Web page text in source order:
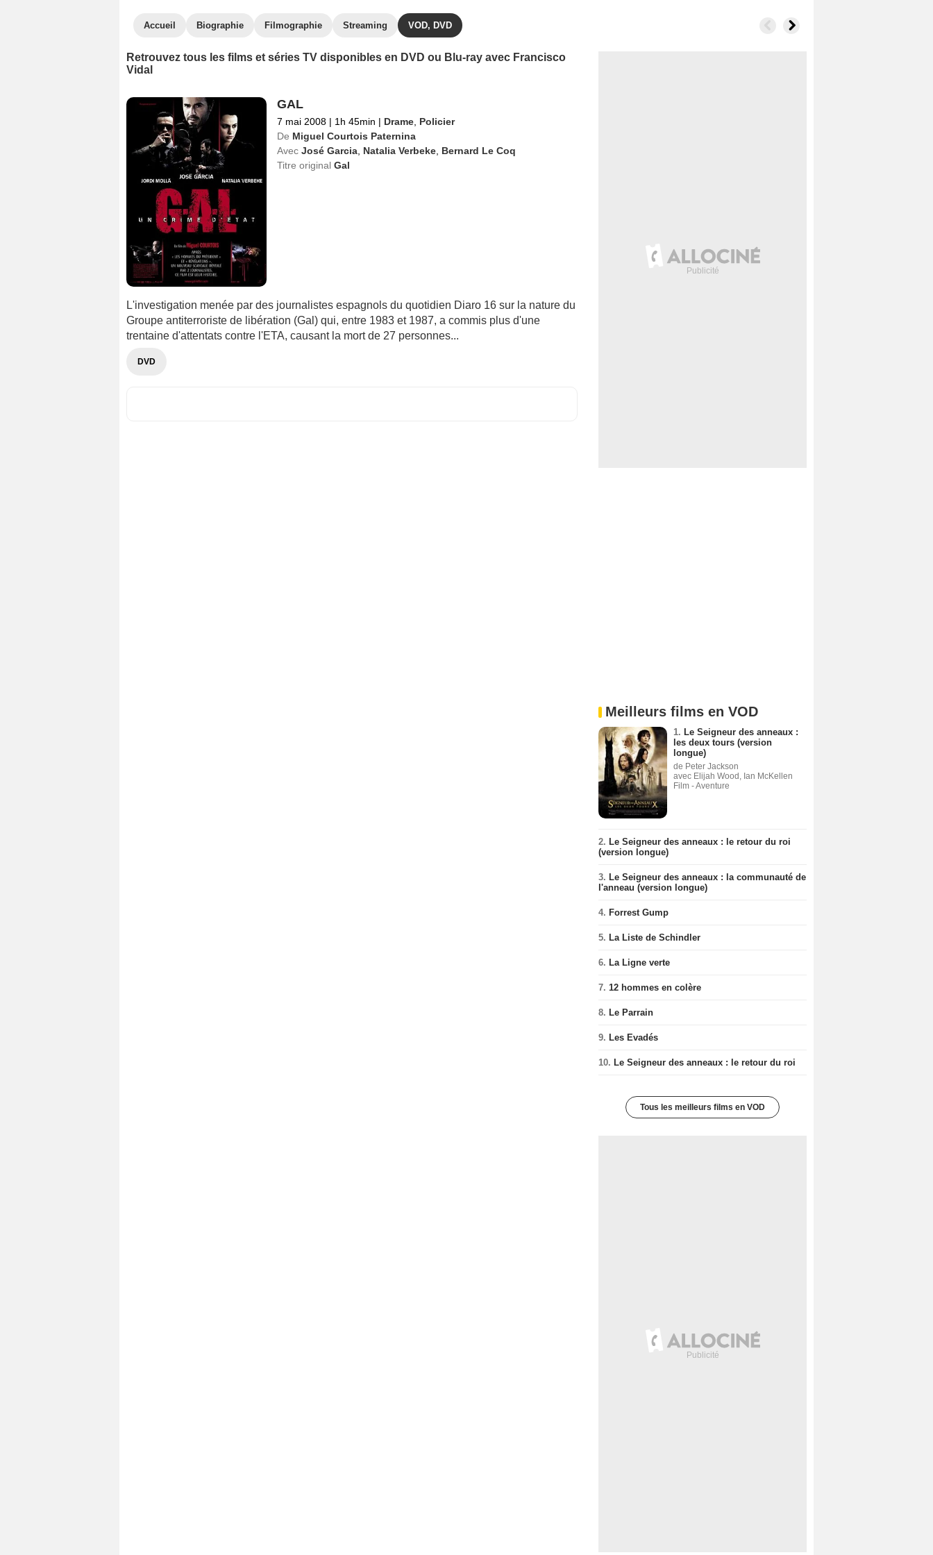
Accueil Biographie Filmographie Streaming VOD, DVD
Retrouvez tous les films et séries TV disponibles en DVD ou Blu-ray avec Francisco
Vidal
GAL
7 mai 2008 | 1h 45min | Drame, Policier
De Miguel Courtois Paternina
Avec José Garcia, Natalia Verbeke, Bernard Le Coq
Titre original Gal
L'investigation menée par des journalistes espagnols du quotidien Diaro 16 sur la nature du
Groupe antiterroriste de libération (Gal) qui, entre 1983 et 1987, a commis plus d'une
trentaine d'attentats contre l'ETA, causant la mort de 27 personnes...
DVD
Meilleurs films en VOD
1. Le Seigneur des anneaux :
les deux tours (version
longue)
de Peter Jackson
avec Elijah Wood, Ian McKellen
Film - Aventure
2. Le Seigneur des anneaux : le retour du roi
(version longue)
3. Le Seigneur des anneaux : la communauté de
l'anneau (version longue)
4. Forrest Gump
5. La Liste de Schindler
6. La Ligne verte
7. 12 hommes en colère
8. Le Parrain
9. Les Evadés
10. Le Seigneur des anneaux : le retour du roi
Tous les meilleurs films en VOD